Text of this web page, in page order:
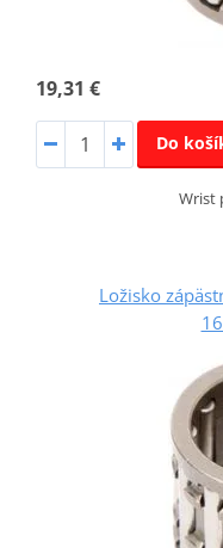
19,31 €
Do
Wrist
Ložisko